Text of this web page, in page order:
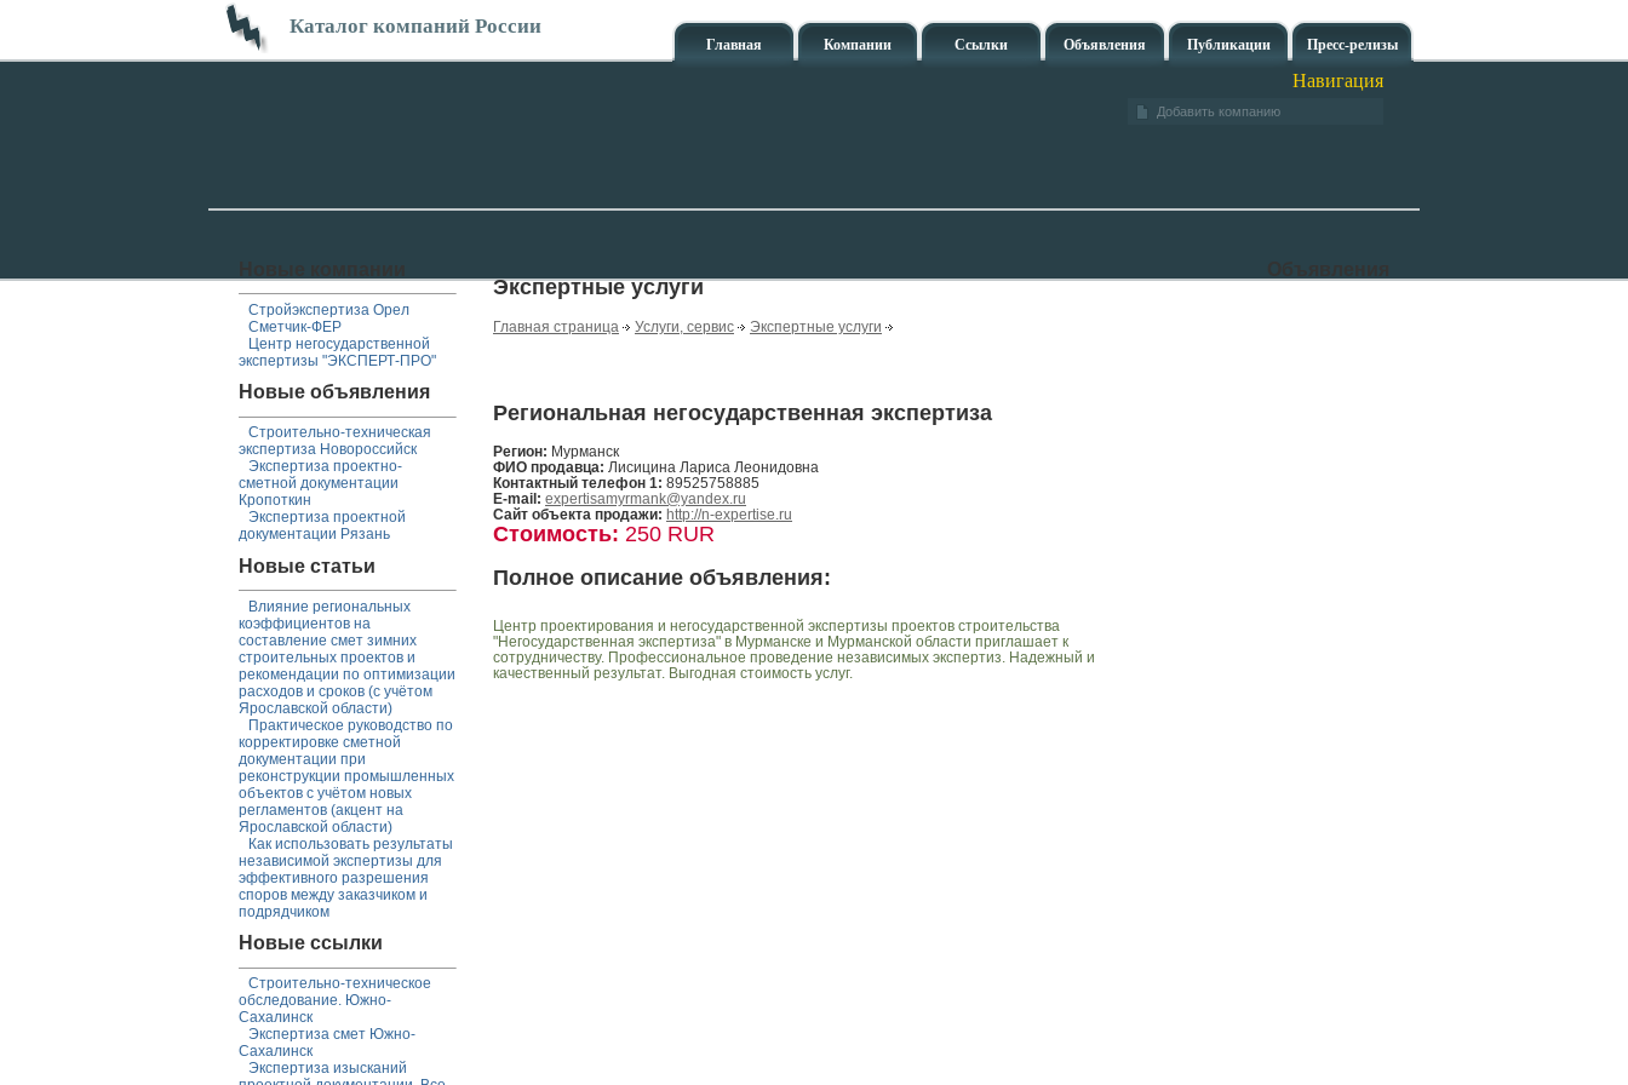
Каталог компаний России
Главная Компании Ссылки Объявления Публикации Пресс-релизы
Навигация
Добавить компанию
Стройэкспертиза Орел
Сметчик-ФЕР
Центр негосударственной
экспертизы "ЭКСПЕРТ-ПРО"
Новые объявления
Строительно-техническая
экспертиза Новороссийск
Экспертиза проектно-
сметной документации
Кропоткин
Экспертиза проектной
документации Рязань
Новые статьи
Влияние региональных
коэффициентов на
составление смет зимних
строительных проектов и
рекомендации по оптимизации
расходов и сроков (с учётом
Ярославской области)
Практическое руководство по
корректировке сметной
документации при
реконструкции промышленных
объектов с учётом новых
регламентов (акцент на
Ярославской области)
Как использовать результаты
независимой экспертизы для
эффективного разрешения
споров между заказчиком и
подрядчиком
Новые ссылки
Строительно-техническое
обследование. Южно-
Сахалинск
Экспертиза смет Южно-
Сахалинск
Экспертиза изысканий
Экспертные услуги
Главная страница Услуги, сервис Экспертные услуги
Региональная негосударственная экспертиза
Регион: Мурманск
ФИО продавца: Лисицина Лариса Леонидовна
Контактный телефон 1: 89525758885
E-mail: expertisamyrmank@yandex.ru
Сайт объекта продажи: http://n-expertise.ru
Стоимость: 250 RUR
Полное описание объявления:
Центр проектирования и негосударственной экспертизы проектов строительства
"Негосударственная экспертиза" в Мурманске и Мурманской области приглашает к
сотрудничеству. Профессиональное проведение независимых экспертиз. Надежный и
качественный результат. Выгодная стоимость услуг.